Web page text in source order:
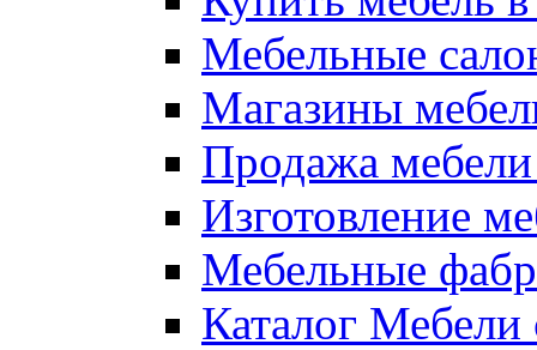
Мебельные
Магазины
Продажа
Изготовление
Мебельные
Каталог